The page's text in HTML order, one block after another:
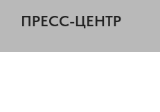
ПРЕСС-ЦЕНТР